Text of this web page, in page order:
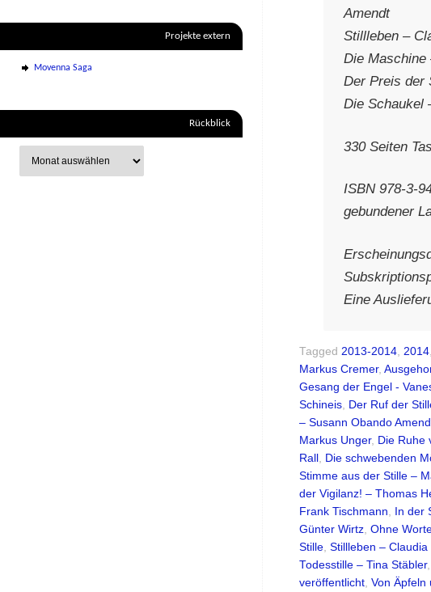
Amendt
Stillleben –
Die Maschine
Der Preis der
Die Schaukel
330 Seiten
ISBN 978-3-
gebundener
Eine
Tagged 2013-2014, 2014,
Markus Cremer,
Gesang der Engel -
Schineis, Der Ruf der
– Susann Obando
Markus Unger, Die Ruhe
Rall , Die schwebenden
Stimme aus der Stille –
der Vigilanz! – Thomas
Frank Tischmann, In der
Günter Wirtz, Ohne
Stille, Stillleben – Claudia
Todesstille – Tina Stäbler,
veröffentlicht, Von Äpfeln
Projekte extern
Movenna Saga
Rückblick